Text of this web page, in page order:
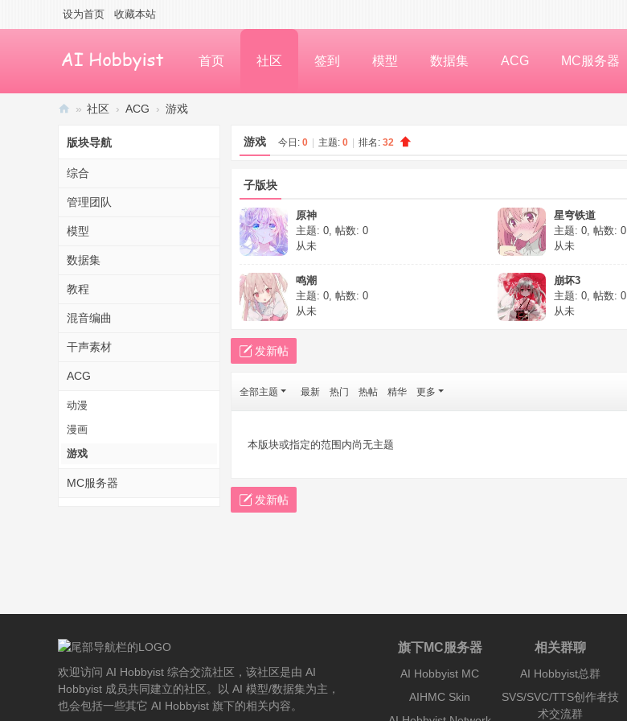
设为首页 收藏本站
首页 社区 签到 模型 数据集 ACG MC服务器
H
ob
by
流
社
区
» 社区 › ACG › 游戏
版块导航
综合
管理团队
模型
数据集
教程
混音编曲
干声素材
ACG
动漫
漫画
游戏
MC服务器
游戏 今日: 0 主题: 0 排名: 32
子版块
原神
主题: 0, 帖数: 0
从未
星穹铁道
主题: 0, 帖数: 0
从未
鸣潮
主题: 0, 帖数: 0
从未
崩坏3
主题: 0, 帖数: 0
从未
发新帖
全部主题 最新 热门 热帖 精华 更多
本版块或指定的范围内尚无主题
发新帖
欢迎访问 AI Hobbyist 综合交流社区，该社区是由 AI
Hobbyist 成员共同建立的社区。以 AI 模型/数据集为主，
也会包括一些其它 AI Hobbyist 旗下的相关内容。
旗下MC服务器
AI Hobbyist MC
AIHMC Skin
相关群聊
AI Hobbyist总群
SVS/SVC/TTS创作者技
术交流群